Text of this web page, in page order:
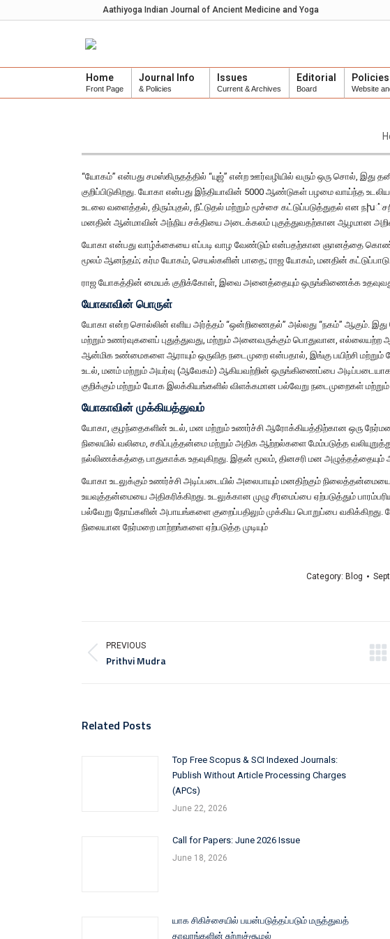
Aathiyoga Indian Journal of Ancient Medicine and Yoga
Home
Front Page
Journal Info
& Policies
Issues
Current & Archives
Editorial
Board
Policies
Website
“யோகம்” என்பது சமஸ்கிருதத்தில் “யுஜ்” என்ற ஊர்வழியில் வரும் ஒரு சொல்,
குறிப்பிடுகிறது. யோகா என்பது இந்தியாவின் 5000 ஆண்டுகள் பழமை வாய்ந்த
உடலை வளைத்தல், திரும்புதல், நீட்டுதல் மற்றும் மூச்சை கட்டுப்படுத்துதல் என
மனதின் ஆன்மாவின் அந்நிய சக்தியை அடைக்கலம் புகுத்துவதற்கான ஆழமான
யோகா என்பது வாழ்க்கையை எப்படி வாழ வேண்டும் என்பதற்கான ஞானத்தை
மூலம் ஆனந்தம்; கர்ம யோகம், செயல்களின் பாதை; ராஜ யோகம், மனதின்
ராஜ யோகத்தின் மையக் குறிக்கோள், இவை அனைத்தையும் ஒருங்கிணைக்க
யோகாவின் பொருள்
யோகா என்ற சொல்லின் எளிய அர்த்தம் “ஒன்றிணைதல்” அல்லது “நகம்” ஆகும். இது
மற்றும் உணர்வுகளைப் புதுத்துவது, மற்றும் அனைவருக்கும் பொதுவான,
ஆன்மிக உண்மைகளை ஆராயும் ஒருவித நடைமுறை என்பதால், இங்கு பயிற்சி மற்றும்
உடல், மனம் மற்றும் அயர்வு (ஆவேகம்) ஆகியவற்றின் ஒருங்கிணைப்பை
குறிக்கும் மற்றும் யோக இலக்கியங்களில் விளக்கமான பல்வேறு நடைமுறைகள் மற்றும்
யோகாவின் முக்கியத்துவம்
யோகா, குழந்தைகளின் உடல், மன மற்றும் உணர்ச்சி ஆரோக்கியத்திற்கான ஒரு
நிலையில் வலிமை, சகிப்புத்தன்மை மற்றும் அதிக ஆற்றல்களை மேம்படுத்த
நல்லிணக்கத்தை பாதுகாக்க உதவுகிறது. இதன் மூலம், தினசரி மன அழுத்தத்தையும்
யோகா உடலுக்கும் உணர்ச்சி அடிப்படையில் அலைபாயும் மனதிற்கும்
உயவுத்தன்மையை அதிகரிக்கிறது. உடலுக்கான முழு சீரமைப்பை ஏற்படுத்தும்
பல்வேறு நோய்களின் அபாயங்களை குறைப்பதிலும் முக்கிய பொறுப்பை
நிலையான நேர்மறை மாற்றங்களை ஏற்படுத்த முடியும்
Category: Blog
navigation
PREVIOUS
Previous
Prithvi Mudra
Related Posts
Top Free Scopus & SCI Indexed Journals:
Publish Without Article Processing Charges
(APCs)
June 22, 2026
Call for Papers: June 2026 Issue
June 18, 2026
யாக சிகிச்சையில் பயன்படுத்தப்படும் மருத்துவத்
தாவரங்களின் சுற்றுச்சூழல்